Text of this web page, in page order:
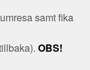
samt fika
OBS!